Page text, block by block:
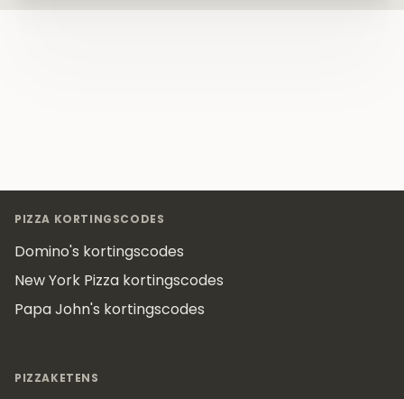
PIZZA KORTINGSCODES
Domino's kortingscodes
New York Pizza kortingscodes
Papa John's kortingscodes
PIZZAKETENS